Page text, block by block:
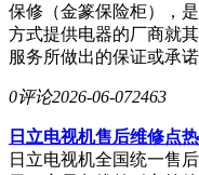
保修（金篆保险柜），
方式提供电器的厂商就
服务所做出的保证或承
0评论2026-06-072463
日立电视机售后维修点
日立电视机全国统一售